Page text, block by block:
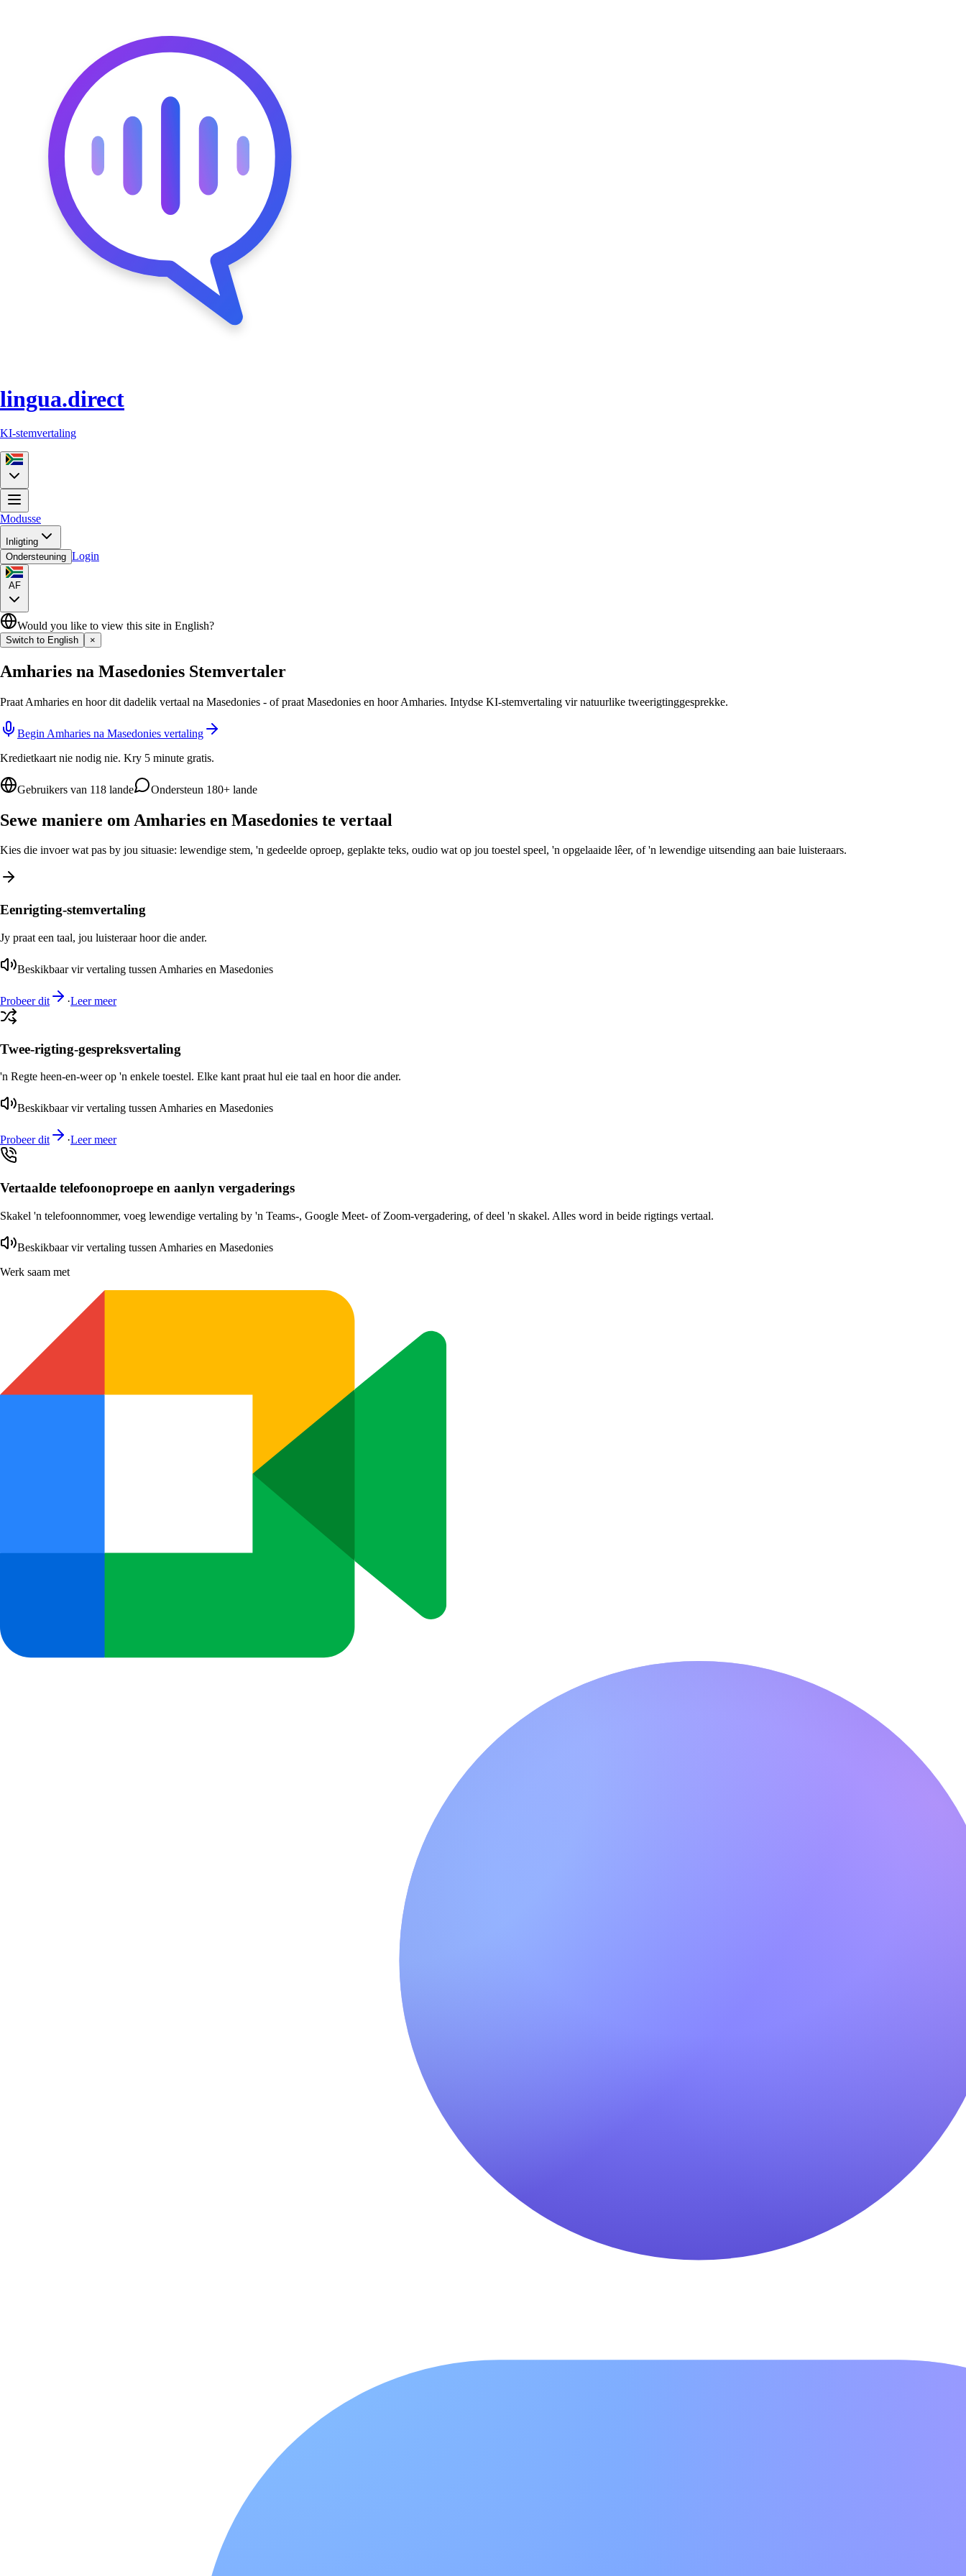
lingua.direct
KI-stemvertaling
Modusse
Inligting
Ondersteuning Login
AF
Would you like to view this site in English?
Switch to English ×
Amharies na Masedonies Stemvertaler
Praat Amharies en hoor dit dadelik vertaal na Masedonies - of praat Masedonies en hoor Amharies. Intydse KI-stemvertaling vir natuurlike tweerigtinggesprekke.
Begin Amharies na Masedonies vertaling
Kredietkaart nie nodig nie. Kry 5 minute gratis.
Gebruikers van 118 lande Ondersteun 180+ lande
Sewe maniere om Amharies en Masedonies te vertaal
Kies die invoer wat pas by jou situasie: lewendige stem, 'n gedeelde oproep, geplakte teks, oudio wat op jou toestel speel, 'n opgelaaide lêer, of 'n lewendige uitsending aan baie luisteraars.
Eenrigting-stemvertaling
Jy praat een taal, jou luisteraar hoor die ander.
Beskikbaar vir vertaling tussen Amharies en Masedonies
Probeer dit ·Leer meer
Twee-rigting-gespreksvertaling
'n Regte heen-en-weer op 'n enkele toestel. Elke kant praat hul eie taal en hoor die ander.
Beskikbaar vir vertaling tussen Amharies en Masedonies
Probeer dit ·Leer meer
Vertaalde telefoonoproepe en aanlyn vergaderings
Skakel 'n telefoonnommer, voeg lewendige vertaling by 'n Teams-, Google Meet- of Zoom-vergadering, of deel 'n skakel. Alles word in beide rigtings vertaal.
Beskikbaar vir vertaling tussen Amharies en Masedonies
Werk saam met